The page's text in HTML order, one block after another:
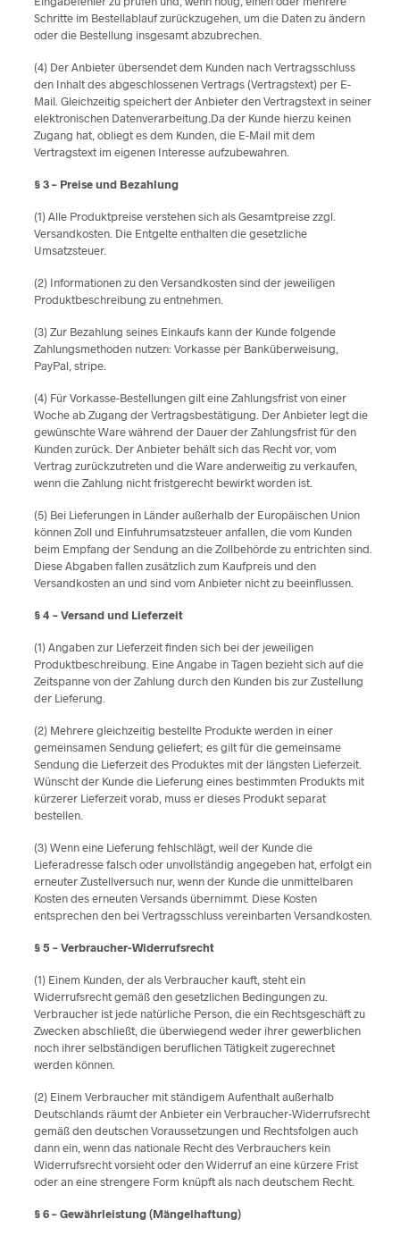
Schritte im Bestellablauf zurückzugehen, um die Daten zu ändern
oder die Bestellung insgesamt abzubrechen.
(4) Der Anbieter übersendet dem Kunden nach Vertragsschluss
den Inhalt des abgeschlossenen Vertrags (Vertragstext) per E-
Mail. Gleichzeitig speichert der Anbieter den Vertragstext in seiner
elektronischen Datenverarbeitung.Da der Kunde hierzu keinen
Zugang hat, obliegt es dem Kunden, die E-Mail mit dem
Vertragstext im eigenen Interesse aufzubewahren.
§ 3 – Preise und Bezahlung
(1) Alle Produktpreise verstehen sich als Gesamtpreise zzgl.
Versandkosten. Die Entgelte enthalten die gesetzliche
Umsatzsteuer.
(2) Informationen zu den Versandkosten sind der jeweiligen
Produktbeschreibung zu entnehmen.
(3) Zur Bezahlung seines Einkaufs kann der Kunde folgende
Zahlungsmethoden nutzen: Vorkasse per Banküberweisung,
PayPal, stripe.
(4) Für Vorkasse-Bestellungen gilt eine Zahlungsfrist von einer
Woche ab Zugang der Vertragsbestätigung. Der Anbieter legt die
gewünschte Ware während der Dauer der Zahlungsfrist für den
Kunden zurück. Der Anbieter behält sich das Recht vor, vom
Vertrag zurückzutreten und die Ware anderweitig zu verkaufen,
wenn die Zahlung nicht fristgerecht bewirkt worden ist.
(5) Bei Lieferungen in Länder außerhalb der Europäischen Union
können Zoll und Einfuhrumsatzsteuer anfallen, die vom Kunden
beim Empfang der Sendung an die Zollbehörde zu entrichten sind.
Diese Abgaben fallen zusätzlich zum Kaufpreis und den
Versandkosten an und sind vom Anbieter nicht zu beeinflussen.
§ 4 – Versand und Lieferzeit
(1) Angaben zur Lieferzeit finden sich bei der jeweiligen
Produktbeschreibung. Eine Angabe in Tagen bezieht sich auf die
Zeitspanne von der Zahlung durch den Kunden bis zur Zustellung
der Lieferung.
(2) Mehrere gleichzeitig bestellte Produkte werden in einer
gemeinsamen Sendung geliefert; es gilt für die gemeinsame
Sendung die Lieferzeit des Produktes mit der längsten Lieferzeit.
Wünscht der Kunde die Lieferung eines bestimmten Produkts mit
kürzerer Lieferzeit vorab, muss er dieses Produkt separat
bestellen.
(3) Wenn eine Lieferung fehlschlägt, weil der Kunde die
Lieferadresse falsch oder unvollständig angegeben hat, erfolgt ein
erneuter Zustellversuch nur, wenn der Kunde die unmittelbaren
Kosten des erneuten Versands übernimmt. Diese Kosten
entsprechen den bei Vertragsschluss vereinbarten Versandkosten.
§ 5 – Verbraucher-Widerrufsrecht
(1) Einem Kunden, der als Verbraucher kauft, steht ein
Widerrufsrecht gemäß den gesetzlichen Bedingungen zu.
Verbraucher ist jede natürliche Person, die ein Rechtsgeschäft zu
Zwecken abschließt, die überwiegend weder ihrer gewerblichen
noch ihrer selbständigen beruflichen Tätigkeit zugerechnet
werden können.
(2) Einem Verbraucher mit ständigem Aufenthalt außerhalb
Deutschlands räumt der Anbieter ein Verbraucher-Widerrufsrecht
gemäß den deutschen Voraussetzungen und Rechtsfolgen auch
dann ein, wenn das nationale Recht des Verbrauchers kein
Widerrufsrecht vorsieht oder den Widerruf an eine kürzere Frist
oder an eine strengere Form knüpft als nach deutschem Recht.
§ 6 – Gewährleistung (Mängelhaftung)